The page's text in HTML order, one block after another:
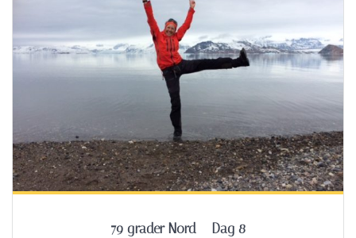
79 grader Nord – Dag 8